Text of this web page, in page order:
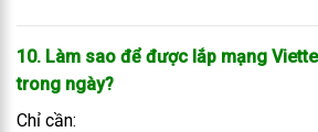
10. Làm sao để được lắp mạng
trong ngày?
Chỉ cần: